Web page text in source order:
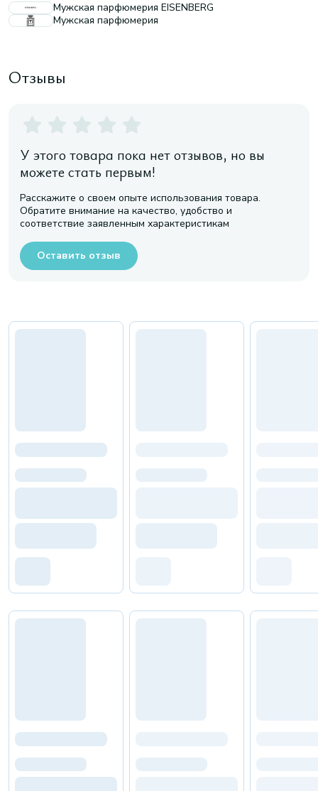
Мужская парфюмерия EISENBERG
Мужская парфюмерия
Отзывы
У этого товара пока нет отзывов, но вы
можете стать первым!
Расскажите о своем опыте использования товара.
Обратите внимание на качество, удобство и
соответствие заявленным характеристикам
Оставить отзыв